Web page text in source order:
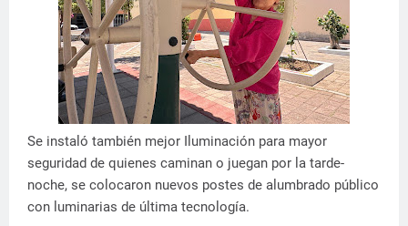
Se instaló también mejor Iluminación para mayor
seguridad de quienes caminan o juegan por la tarde-
noche, se colocaron nuevos postes de alumbrado público
con luminarias de última tecnología.